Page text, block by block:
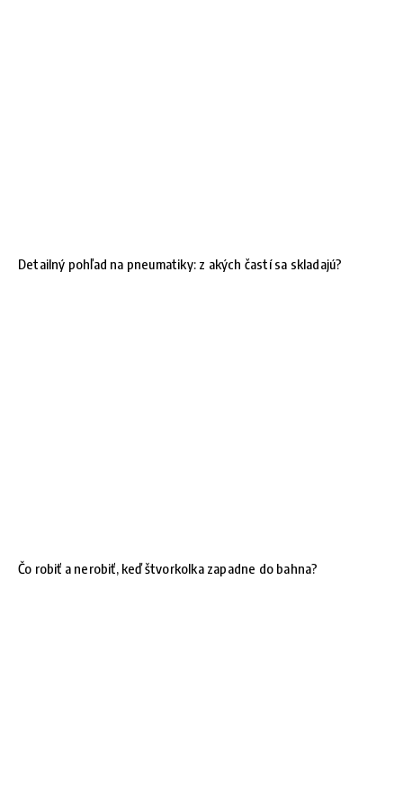
Detailný pohľad na pneumatiky: z akých častí sa skladajú?
Čo robiť a nerobiť, keď štvorkolka zapadne do bahna?